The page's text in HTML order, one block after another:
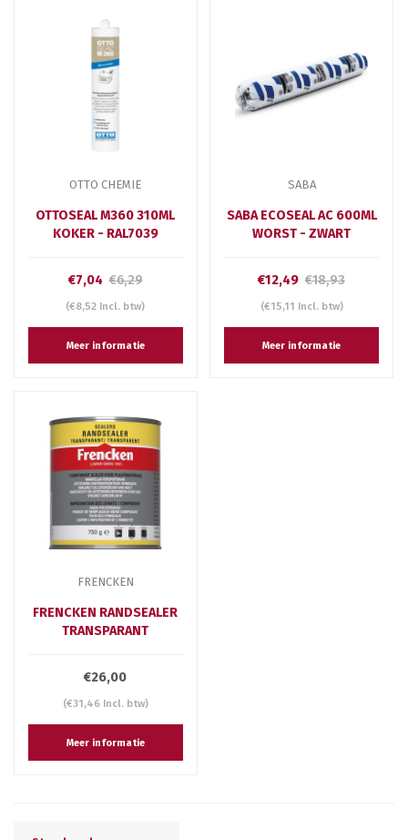
OTTO CHEMIE
OTTOSEAL M360 310ML
KOKER - RAL7039
€7,04 €6,29
(€8,52 Incl. btw)
Meer informatie
SABA
SABA ECOSEAL AC 600ML
WORST - ZWART
€12,49 €18,93
(€15,11 Incl. btw)
Meer informatie
FRENCKEN
FRENCKEN RANDSEALER
TRANSPARANT
€26,00
(€31,46 Incl. btw)
Meer informatie